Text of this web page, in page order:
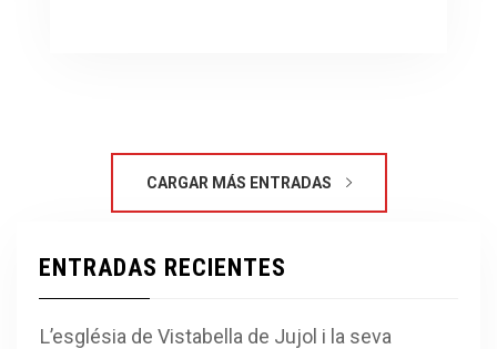
CARGAR MÁS ENTRADAS
ENTRADAS RECIENTES
L’església de Vistabella de Jujol i la seva